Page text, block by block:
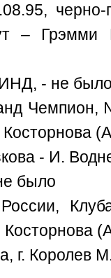
черно-
–
- не
- И.
было
г. Королев